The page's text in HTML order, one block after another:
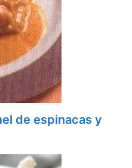
de espinacas y